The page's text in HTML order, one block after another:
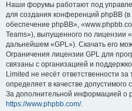
Наши форумы работают под
для создания конференций phpBB
обеспечение phpBB»,
Teams»), выпущенного по лицензии «
дальнейшем «GPL»). Скачать его
Ограничения лицензии GPL для
связаны с организацией и
Limited не несёт ответственности
определяет в качестве
За дополнительной информацией о
https://www.phpbb.com/.